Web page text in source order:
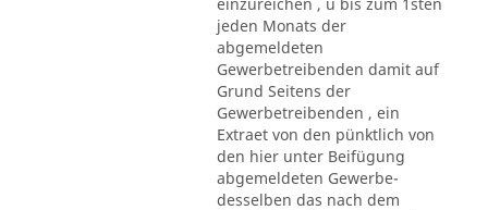
jeden Monats der
abgemeldeten
Gewerbetreibenden damit auf
Grund Seitens der
Gewerbetreibenden , ein
Extraet von den pünktlich von
den hier unter Beifügung
abgemeldeten Gewerbe-
desselben das nach dem